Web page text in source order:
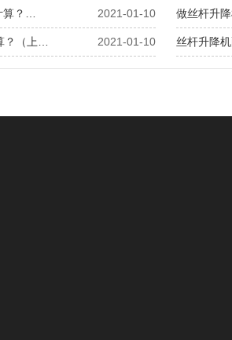
2021-01-10
？… 做丝杆升
2021-01-10
？（上… 丝杆升降